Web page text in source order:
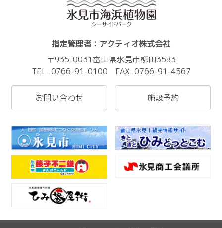
指定管理者：アクティオ株式会社
〒935-0031富山県氷見市柳田3583
TEL. 0766-91-0100 FAX. 0766-91-4567
お問い合わせ 施設予約